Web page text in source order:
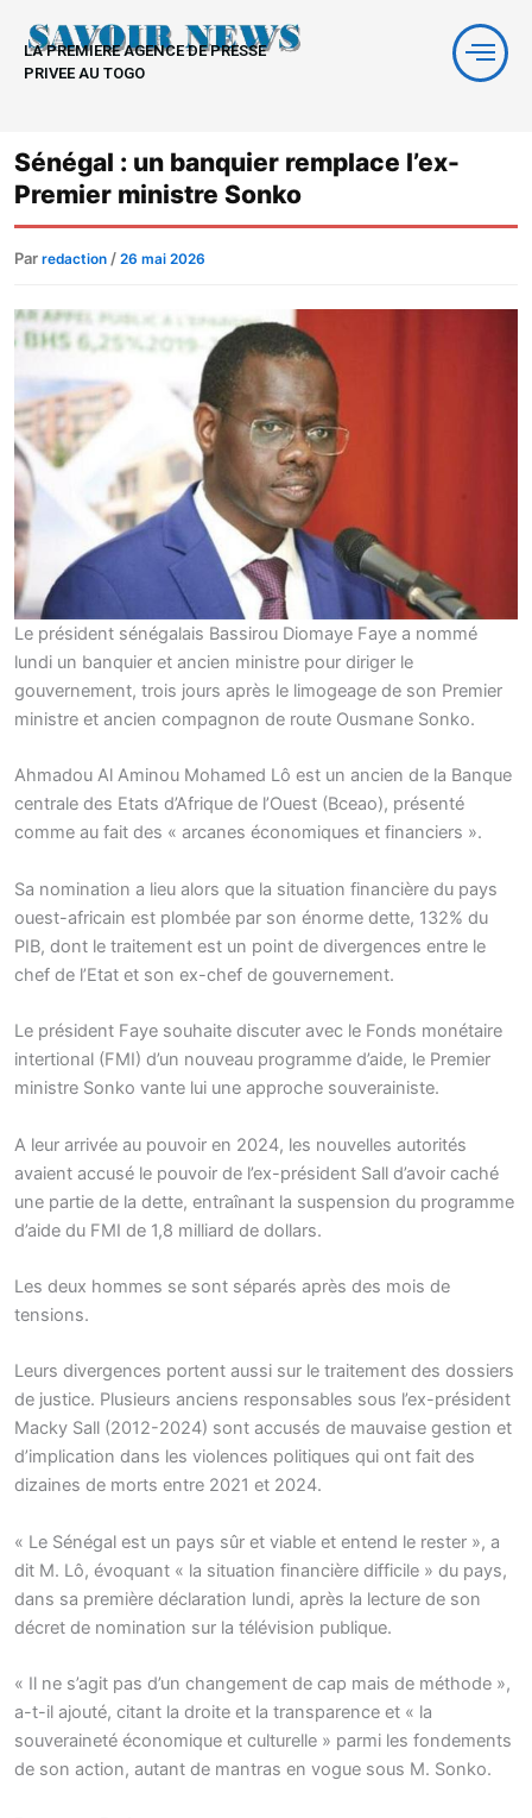
contenu
LA PREMIERE AGENCE DE PRESSE
PRIVEE AU TOGO
Sénégal : un banquier remplace l’ex-
Premier ministre Sonko
Par redaction / 26 mai 2026
Le président sénégalais Bassirou Diomaye Faye a nommé
lundi un banquier et ancien ministre pour diriger le
gouvernement, trois jours après le limogeage de son Premier
ministre et ancien compagnon de route Ousmane Sonko.
Ahmadou Al Aminou Mohamed Lô est un ancien de la Banque
centrale des Etats d’Afrique de l’Ouest (Bceao), présenté
comme au fait des « arcanes économiques et financiers ».
Sa nomination a lieu alors que la situation financière du pays
ouest-africain est plombée par son énorme dette, 132% du
PIB, dont le traitement est un point de divergences entre le
chef de l’Etat et son ex-chef de gouvernement.
Le président Faye souhaite discuter avec le Fonds monétaire
intertional (FMI) d’un nouveau programme d’aide, le Premier
ministre Sonko vante lui une approche souverainiste.
A leur arrivée au pouvoir en 2024, les nouvelles autorités
avaient accusé le pouvoir de l’ex-président Sall d’avoir caché
une partie de la dette, entraînant la suspension du programme
d’aide du FMI de 1,8 milliard de dollars.
Les deux hommes se sont séparés après des mois de
tensions.
Leurs divergences portent aussi sur le traitement des dossiers
de justice. Plusieurs anciens responsables sous l’ex-président
Macky Sall (2012-2024) sont accusés de mauvaise gestion et
d’implication dans les violences politiques qui ont fait des
dizaines de morts entre 2021 et 2024.
« Le Sénégal est un pays sûr et viable et entend le rester », a
dit M. Lô, évoquant « la situation financière difficile » du pays,
dans sa première déclaration lundi, après la lecture de son
décret de nomination sur la télévision publique.
« Il ne s’agit pas d’un changement de cap mais de méthode »,
a-t-il ajouté, citant la droite et la transparence et « la
souveraineté économique et culturelle » parmi les fondements
de son action, autant de mantras en vogue sous M. Sonko.